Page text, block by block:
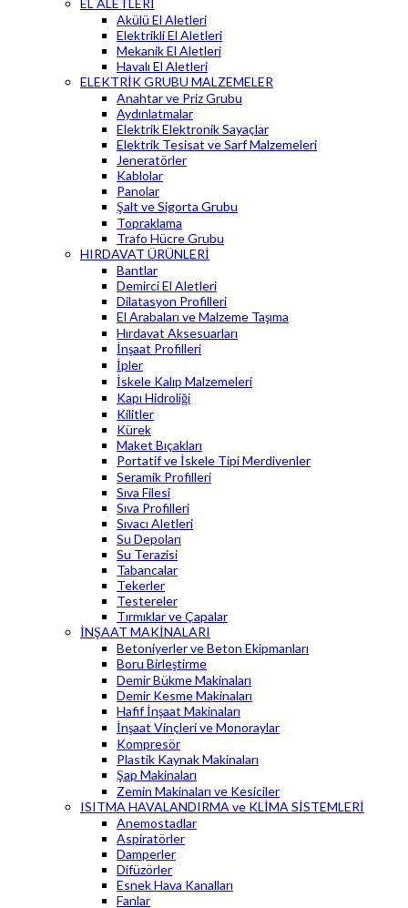
Akülü El Aletleri
Elektrikli El Aletleri
Mekanik El Aletleri
Havalı El Aletleri
ELEKTRİK GRUBU MALZEMELER
Anahtar ve Priz Grubu
Aydınlatmalar
Elektrik Elektronik Sayaçlar
Elektrik Tesisat ve Sarf Malzemeleri
Jeneratörler
Kablolar
Panolar
Şalt ve Sigorta Grubu
Topraklama
Trafo Hücre Grubu
HIRDAVAT ÜRÜNLERİ
Bantlar
Demirci El Aletleri
Dilatasyon Profilleri
El Arabaları ve Malzeme Taşıma
Hırdavat Aksesuarları
İnşaat Profilleri
İpler
İskele Kalıp Malzemeleri
Kapı Hidroliği
Kilitler
Kürek
Maket Bıçakları
Portatif ve İskele Tipi Merdivenler
Seramik Profilleri
Sıva Filesi
Sıva Profilleri
Sıvacı Aletleri
Su Depoları
Su Terazisi
Tabancalar
Tekerler
Testereler
Tırmıklar ve Çapalar
İNŞAAT MAKİNALARI
Betoniyerler ve Beton Ekipmanları
Boru Birleştirme
Demir Bükme Makinaları
Demir Kesme Makinaları
Hafif İnşaat Makinaları
İnşaat Vinçleri ve Monoraylar
Kompresör
Plastik Kaynak Makinaları
Şap Makinaları
Zemin Makinaları ve Kesiciler
ISITMA HAVALANDIRMA ve KLİMA SİSTEMLERİ
Anemostadlar
Aspiratörler
Damperler
Difüzörler
Esnek Hava Kanalları
Fanlar